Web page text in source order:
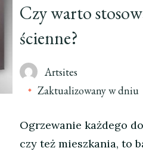
Czy warto
ścienne?
Artsites
Zaktualizowany w dniu
Ogrzewanie każdego
czy też mieszkania, to